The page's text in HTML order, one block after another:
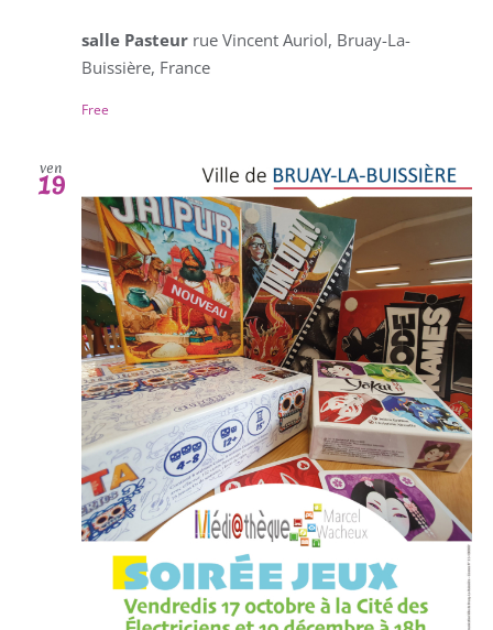
salle Pasteur rue Vincent Auriol, Bruay-La-
Buissière, France
Free
ven
19